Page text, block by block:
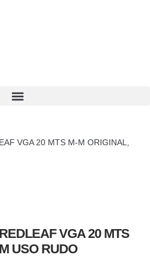
VGA 20 MTS M-M ORIGINAL,
VGA 20 MTS
USO RUDO